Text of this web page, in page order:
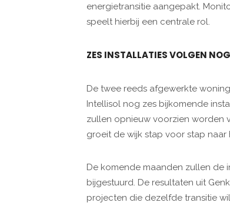
energietransitie aangepakt.
speelt hierbij een centrale rol.
ZES INSTALLATIES VOLGEN NOG
De twee reeds afgewerkte
Intellisol nog zes bijkomende
zullen opnieuw voorzien worden
groeit de wijk stap voor stap
De komende maanden zullen de
bijgestuurd. De resultaten uit
projecten die dezelfde transitie